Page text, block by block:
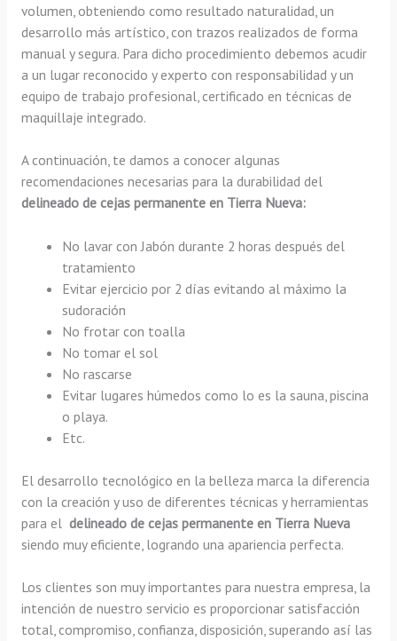
volumen, obteniendo como resultado naturalidad, un
desarrollo más artístico, con trazos realizados de forma
manual y segura. Para dicho procedimiento debemos acudir
a un lugar reconocido y experto con responsabilidad y un
equipo de trabajo profesional, certificado en técnicas de
maquillaje integrado.
A continuación, te damos a conocer algunas
recomendaciones necesarias para la durabilidad del
delineado de cejas permanente en Tierra Nueva:
No lavar con Jabón durante 2 horas después del
tratamiento
Evitar ejercicio por 2 días evitando al máximo la
sudoración
No frotar con toalla
No tomar el sol
No rascarse
Evitar lugares húmedos como lo es la sauna, piscina
o playa.
Etc.
El desarrollo tecnológico en la belleza marca la diferencia
con la creación y uso de diferentes técnicas y herramientas
para el delineado de cejas permanente en Tierra Nueva
siendo muy eficiente, logrando una apariencia perfecta.
Los clientes son muy importantes para nuestra empresa, la
intención de nuestro servicio es proporcionar satisfacción
total, compromiso, confianza, disposición, superando así las